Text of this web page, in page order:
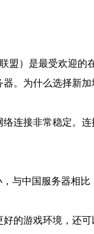
盟）是最受欢迎
。为什么选择新
连接非常稳定。
与中国服务器相
的游戏环境，还